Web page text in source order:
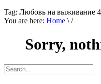
Tag: Любовь на выживание 4
You are here: Home \ /
Sorry,